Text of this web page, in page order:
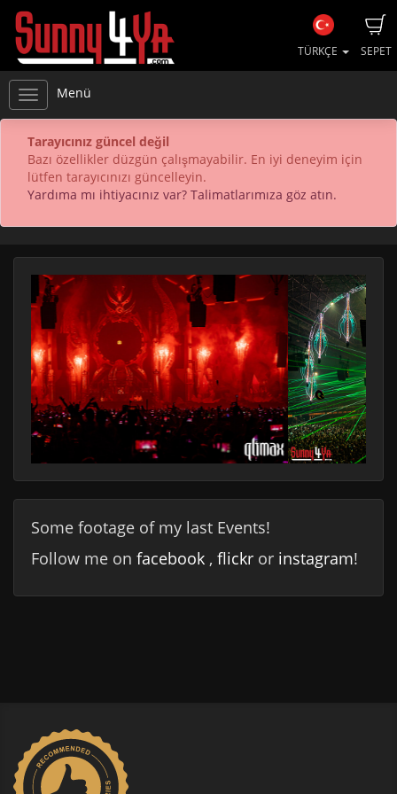
SEPET
TÜRKÇE
Menü
Tarayıcınız güncel değil
Bazı özellikler düzgün çalışmayabilir. En iyi deneyim için
lütfen tarayıcınızı güncelleyin.
Yardıma mı ihtiyacınız var? Talimatlarımıza göz atın.
Some footage of my last Events!
Follow me on facebook , flickr or instagram!